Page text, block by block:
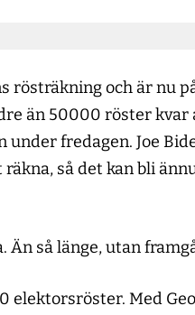
rösträkning och är nu
än 50000 röster kvar
fredagen. Joe
så det kan bli
så länge, utan
elektorsröster. Med